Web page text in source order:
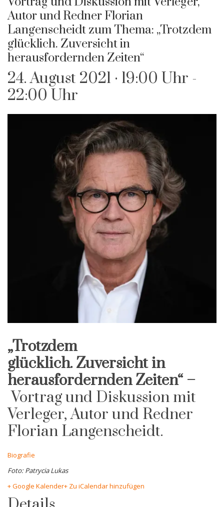
Autor und Redner Florian
Langenscheidt zum Thema: „Trotzdem
glücklich. Zuversicht in
herausfordernden Zeiten“
24. August 2021 · 19:00 Uhr -
22:00 Uhr
„Trotzdem
glücklich.Zuversicht in
herausfordernden Zeiten“ –
Vortrag und Diskussion mit
Verleger, Autor und Redner
Florian Langenscheidt.
Biografie
Foto: Patrycia Lukas
+ Google Kalender+ Zu iCalendar hinzufügen